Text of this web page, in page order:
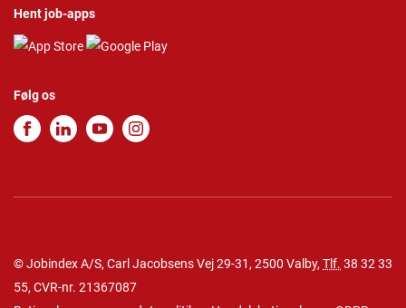
Hent job-apps
Følg os
© Jobindex A/S, Carl Jacobsens Vej 29-31, 2500 Valby, Tlf. 38 32 33
55, CVR-nr. 21367087